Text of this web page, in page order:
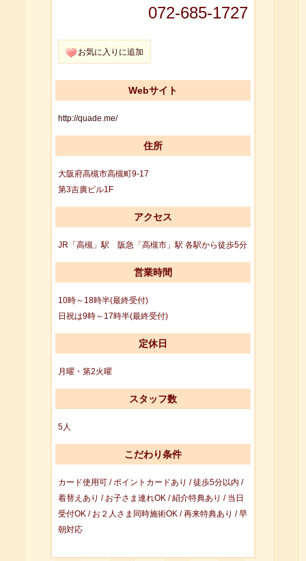
072-685-1727
お気に入りに追加
Webサイト
http://quade.me/
住所
大阪府高槻市高槻町9-17
第3吉廣ビル1F
アクセス
JR「高槻」駅 阪急「高槻市」駅 各駅から徒歩5分
営業時間
10時～18時半(最終受付)
日祝は9時～17時半(最終受付)
定休日
月曜・第2火曜
スタッフ数
5人
こだわり条件
カード使用可 / ポイントカードあり / 徒歩5分以内 /
着替えあり / お子さま連れOK / 紹介特典あり / 当日
受付OK / お２人さま同時施術OK / 再来特典あり / 早
朝対応